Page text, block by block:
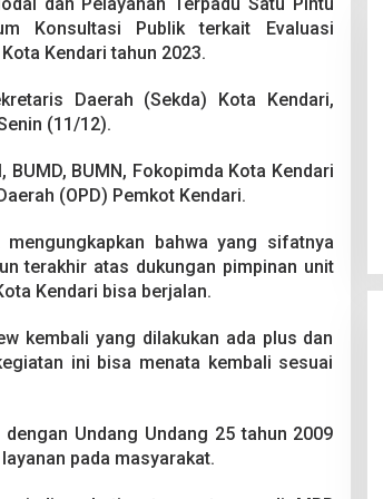
Konsultasi Publik terkait Evaluasi
Kendari tahun 2023.
Daerah (Sekda) Kota Kendari,
(11/12).
BUMN, Fokopimda Kota Kendari
(OPD) Pemkot Kendari.
bahwa yang sifatnya
terakhir atas dukungan pimpinan unit
Kendari bisa berjalan.
kembali yang dilakukan ada plus dan
ini bisa menata kembali sesuai
Undang Undang 25 tahun 2009
pada masyarakat.
Bongkar Mafia BBM Subsidi,
Ditreskrimsus Polda Sultra Sita
8.000 Liter BBM dan Ringkus 3
Tersangka
Di Kriminal, News